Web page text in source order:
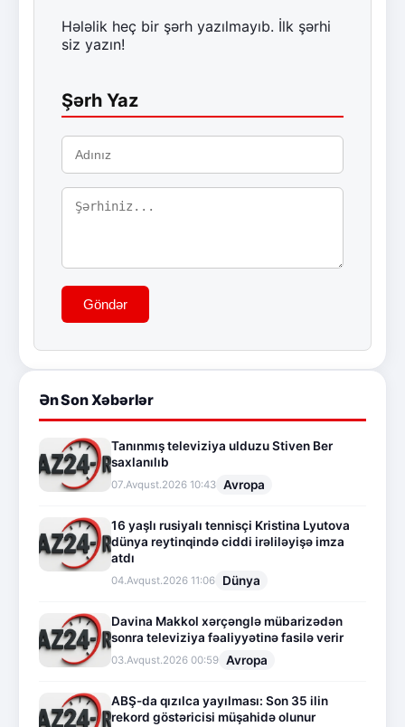
Hələlik heç bir şərh yazılmayıb. İlk şərhi
siz yazın!
Şərh Yaz
Göndər
Ən Son Xəbərlər
Tanınmış televiziya ulduzu Stiven Ber
saxlanılıb
07.Avqust.2026 10:43 Avropa
16 yaşlı rusiyalı tennisçi Kristina Lyutova
dünya reytinqində ciddi irəliləyişə imza
atdı
04.Avqust.2026 11:06 Dünya
Davina Makkol xərçənglə mübarizədən
sonra televiziya fəaliyyətinə fasilə verir
03.Avqust.2026 00:59 Avropa
ABŞ-da qızılca yayılması: Son 35 ilin
rekord göstəricisi müşahidə olunur